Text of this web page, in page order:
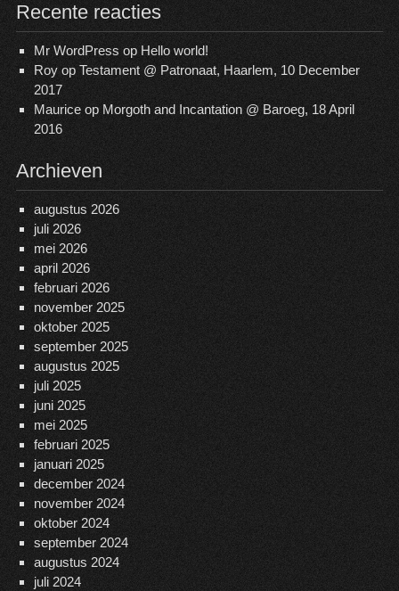
Recente reacties
Mr WordPress op Hello world!
Royop Testament @ Patronaat, Haarlem, 10 December
2017
Mauriceop Morgoth and Incantation @ Baroeg, 18 April
2016
Archieven
augustus 2026
juli 2026
mei 2026
april 2026
februari 2026
november 2025
oktober 2025
september 2025
augustus 2025
juli 2025
juni 2025
mei 2025
februari 2025
januari 2025
december 2024
november 2024
oktober 2024
september 2024
augustus 2024
juli 2024